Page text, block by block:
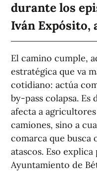
durante los
Iván Expósito,
El camino cumple,
estratégica que va
cotidiano: actúa
by-pass colapsa. Es
afecta a
camiones, sino a
comarca que busca
atascos. Eso
Ayuntamiento de